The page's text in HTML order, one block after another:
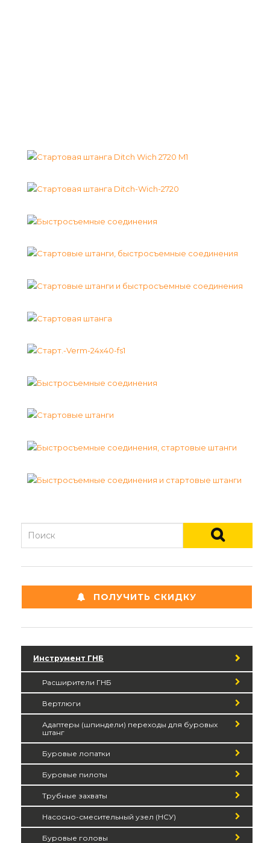
ПОЛУЧИТЬ СКИДКУ
Инструмент ГНБ
Расширители ГНБ
Вертлюги
Адаптеры (шпиндели) переходы для буровых
штанг
Буровые лопатки
Буровые пилоты
Трубные захваты
Насосно-смесительный узел (НСУ)
Буровые головы